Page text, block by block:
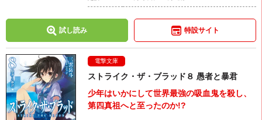
試し読み 特設サイト
電撃文庫
ストライク・ザ・ブラッド８ 愚者と暴君
少年はいかにして世界最強の吸血鬼を殺し、
第四真祖へと至ったのか!?